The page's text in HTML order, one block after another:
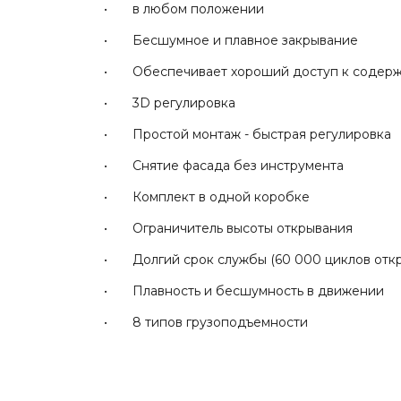
• в любом положении
• Бесшумное и плавное закрывание
• Обеспечивает хороший доступ к
• 3D регулировка
• Простой монтаж - быстрая регулировка
• Снятие фасада без инструмента
• Комплект в одной коробке
• Ограничитель высоты открывания
• Долгий срок службы (60 000 циклов
• Плавность и бесшумность в движении
• 8 типов грузоподъемности